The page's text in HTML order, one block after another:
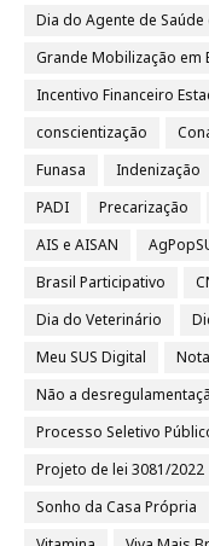
Dia do Agente de Saúde
Grande Mobilização em
Incentivo Financeiro
conscientização
Funasa
Indenização
PADI
Precarização
AIS e AISAN
Brasil Participativo
Dia do Veterinário
Meu SUS Digital
Não a
Processo Seletivo
Projeto de lei 3081/2022
Sonho da Casa Própria